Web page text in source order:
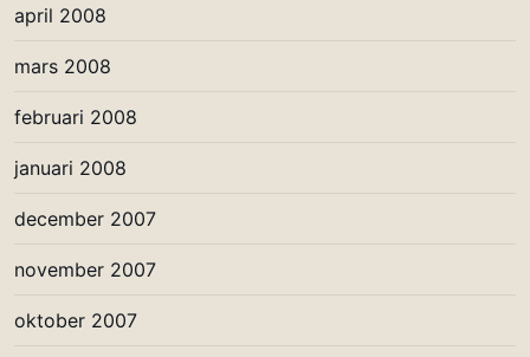
april 2008
mars 2008
februari 2008
januari 2008
december 2007
november 2007
oktober 2007